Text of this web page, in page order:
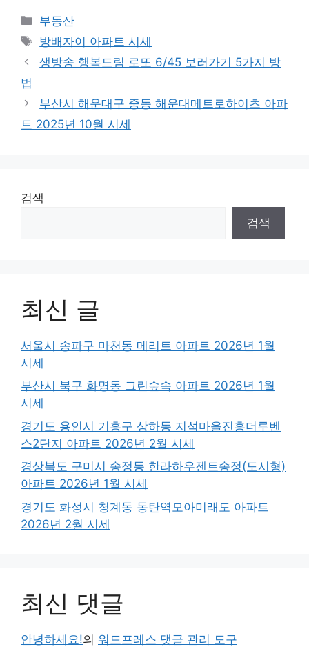
Categories
부동산
Tags
방배자이 아파트 시세
생방송 행복드림 로또 6/45 보러가기 5가지 방
법
부산시 해운대구 중동 해운대메트로하이츠 아파
트 2025년 10월 시세
검색
검색
최신 글
서울시 송파구 마천동 메리트 아파트 2026년 1월
시세
부산시 북구 화명동 그린숲속 아파트 2026년 1월
시세
경기도 용인시 기흥구 상하동 지석마을진흥더루벤
스2단지 아파트 2026년 2월 시세
경상북도 구미시 송정동 한라하우젠트송정(도시형)
아파트 2026년 1월 시세
경기도 화성시 청계동 동탄역모아미래도 아파트
2026년 2월 시세
최신 댓글
안녕하세요!의 워드프레스 댓글 관리 도구